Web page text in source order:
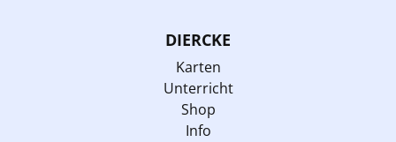
DIERCKE
Karten
Unterricht
Shop
Info